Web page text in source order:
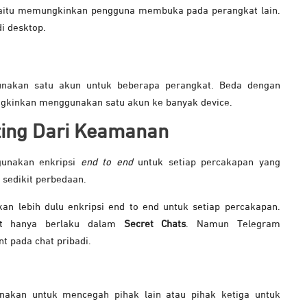
memungkinkan pengguna membuka pada perangkat lain.
desktop.
satu akun untuk beberapa perangkat. Beda dengan
menggunakan satu akun ke banyak device.
Dari Keamanan
enkripsi end to enduntuk setiap percakapan yang
perbedaan.
lebih dulu enkripsi end to end untuk setiap percakapan.
hanya berlaku dalam Secret Chats. Namun Telegram
pada chat pribadi.
untuk mencegah pihak lain atau pihak ketiga untuk